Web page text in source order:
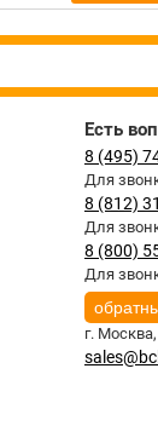
Есть
8 (495)
Для
8 (812)
Для
8 (800)
Для
г. Москва,